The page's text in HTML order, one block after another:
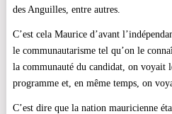
des Anguilles, entre autres.
C’est cela Maurice d’avant
le communautarisme tel qu’on le
la communauté du candidat, on voyait
programme et, en même temps, on
C’est dire que la nation mauricienne